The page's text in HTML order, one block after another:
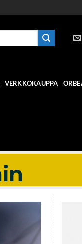
VERKKOKAUPPA